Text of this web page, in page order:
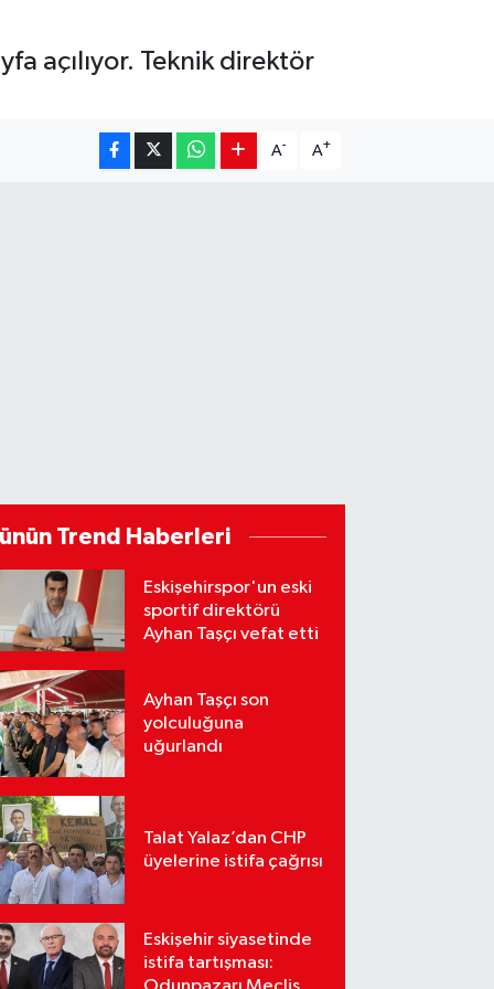
açılıyor. Teknik direktör
A- A+
Trend Haberleri
Eskişehirspor'un eski
sportif direktörü
Ayhan Taşçı vefat etti
Ayhan Taşçı son
yolculuğuna
uğurlandı
Talat Yalaz’dan CHP
üyelerine istifa çağrısı
Eskişehir siyasetinde
istifa tartışması: